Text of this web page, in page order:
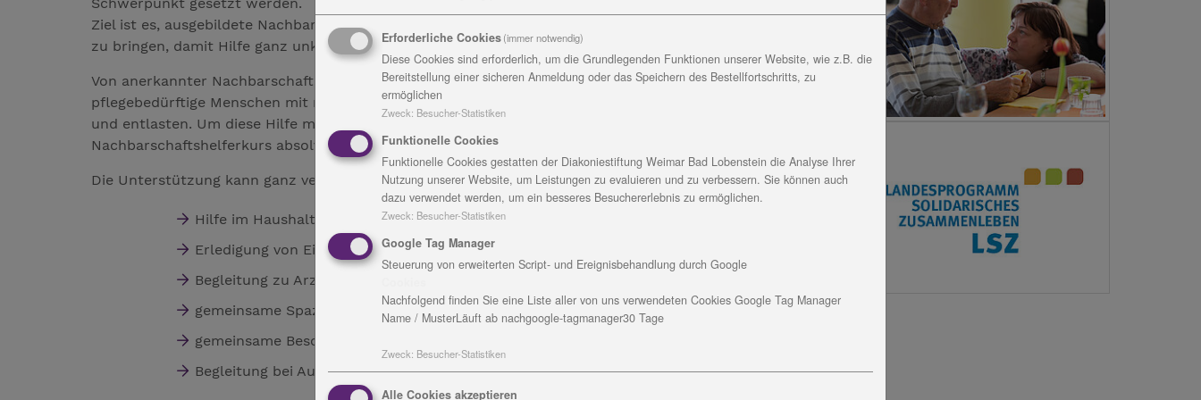
Ziel ist es, ausgebildete Nachbarschaftshelfer und pflegebedürftigen Personen ab Pflegegrad 1 zusammen
zu bringen, damit Hilfe ganz unkompliziert ankommt.
Von anerkannter Nachbarschaftshilfe spricht man, wenn ehrenamtlich engagierte Personen
pflegebedürftige Menschen mit nachgewiesenem Hilfebedarf bei alltäglichen Tätigkeiten begleiten, stärken
und entlasten. Um diese Hilfe mit der Pflegekasse abrechnen zu können, muss im Vorfeld ein anerkannter
Nachbarschaftshelferkurs absolviert werden.
Die Unterstützung kann ganz verschieden sein und folgendes umfassen:
Hilfe im Haushalt,
Erledigung von Einkäufen
Begleitung zu Arztbesuchen
gemeinsame Spaziergänge
gemeinsame Beschäftigung wie Spiele usw.
Begleitung bei Ausflügen oder Besuchen
Erforderliche Cookies(immer notwendig)
Diese Cookies sind erforderlich, um die Grundlegenden Funktionen unserer Website, wie z.B. die
Bereitstellung einer sicheren Anmeldung oder das Speichern des Bestellfortschritts, zu
ermöglichen
Zweck: Besucher-Statistiken
Funktionelle Cookies
Funktionelle Cookies gestatten der Diakoniestiftung Weimar Bad Lobenstein die Analyse Ihrer
Nutzung unserer Website, um Leistungen zu evaluieren und zu verbessern. Sie können auch
dazu verwendet werden, um ein besseres Besuchererlebnis zu ermöglichen.
Zweck: Besucher-Statistiken
Google Tag Manager
Steuerung von erweiterten Script- und Ereignisbehandlung durch Google
Nachfolgend finden Sie eine Liste aller von uns verwendeten Cookies Google Tag Manager
Name / MusterLäuft ab nachgoogle-tagmanager30 Tage
Zweck: Besucher-Statistiken
Alle Cookies akzeptieren